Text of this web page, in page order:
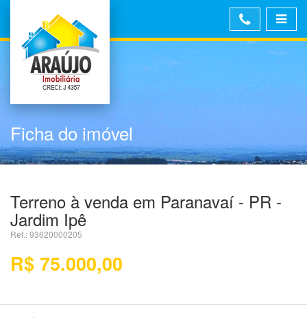
Ficha do imóvel
Terreno à venda em Paranavaí - PR -
Jardim Ipê
Ref.: 93620000205
R$ 75.000,00